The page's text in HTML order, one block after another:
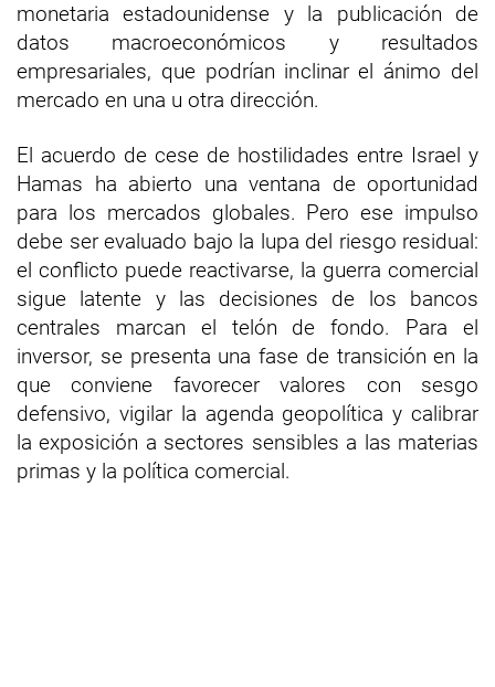
monetaria estadounidense y la publicación de
datos macroeconómicos y resultados
empresariales, que podrían inclinar el ánimo del
mercado en una u otra dirección.
El acuerdo de cese de hostilidades entre Israel y
Hamas ha abierto una ventana de oportunidad
para los mercados globales. Pero ese impulso
debe ser evaluado bajo la lupa del riesgo residual:
el conflicto puede reactivarse, la guerra comercial
sigue latente y las decisiones de los bancos
centrales marcan el telón de fondo. Para el
inversor, se presenta una fase de transición en la
que conviene favorecer valores con sesgo
defensivo, vigilar la agenda geopolítica y calibrar
la exposición a sectores sensibles a las materias
primas y la política comercial.